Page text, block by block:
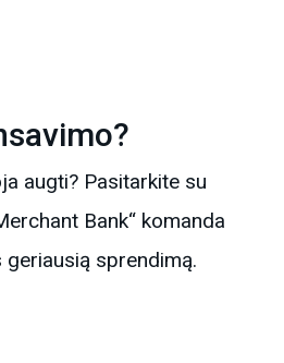
augti? Pasitarkite su
Bank“ komanda
sprendimą.